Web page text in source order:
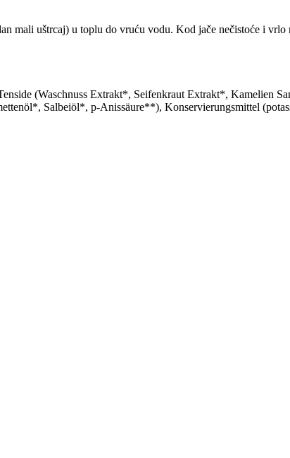
mali uštrcaj) u toplu do vruću vodu. Kod jače nečistoće i vrlo
(Waschnuss Extrakt*, Seifenkraut Extrakt*,
Salbeiöl*, p-Anissäure**), Konservierungsmittel